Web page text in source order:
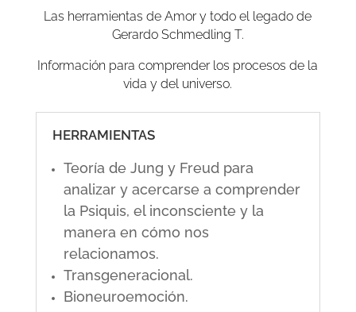
Las herramientas de Amor y todo el legado de
Gerardo Schmedling T.
Información para comprender los procesos de la
vida y del universo.
HERRAMIENTAS
Teoría de Jung y Freud para
analizar y acercarse a comprender
la Psiquis, el inconsciente y la
manera en cómo nos
relacionamos.
Transgeneracional.
Bioneuroemoción.